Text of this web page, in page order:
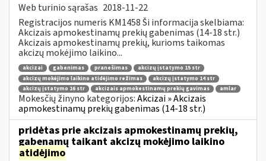
Web turinio sąrašas 2018-11-22
Registracijos numeris KM1458 Ši informacija skelbiama:
Akcizais apmokestinamų prekių gabenimas (14-18 str.)
Akcizais apmokestinamų prekių, kurioms taikomas
akcizų mokėjimo laikino...
akcizai gabenimas pranešimas
akcizų įstatymo 15 str
akcizų mokėjimo laikino atidėjimo režimas
akcizų įstatymo 14 str
akcizų įstatymo 16 str
akcizais apmokestinamų prekių gavimas amlar
Mokesčių žinyno kategorijos:Akcizai » Akcizais
apmokestinamų prekių gabenimas (14-18 str.)
pridėtas prie akcizais apmokestinamų prekių,
gabenamų taikant akcizų mokėjimo laikino
atidėjimo